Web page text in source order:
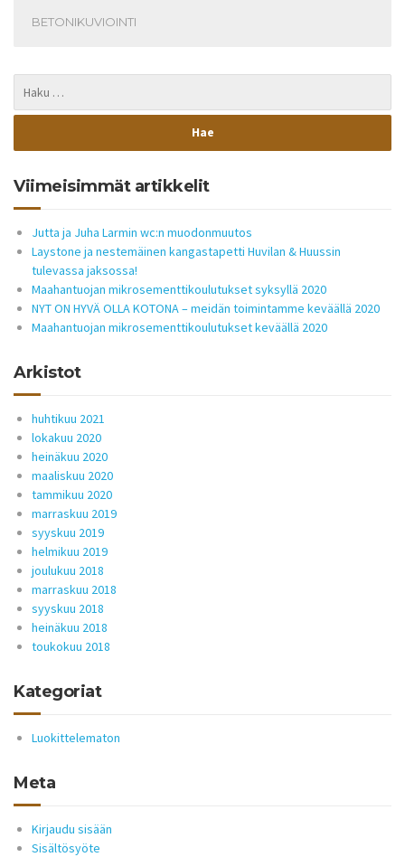
BETONIKUVIOINTI
Viimeisimmät artikkelit
Jutta ja Juha Larmin wc:n muodonmuutos
Laystone ja nestemäinen kangastapetti Huvilan & Huussin
tulevassa jaksossa!
Maahantuojan mikrosementtikoulutukset syksyllä 2020
NYT ON HYVÄ OLLA KOTONA – meidän toimintamme keväällä 2020
Maahantuojan mikrosementtikoulutukset keväällä 2020
Arkistot
huhtikuu 2021
lokakuu 2020
heinäkuu 2020
maaliskuu 2020
tammikuu 2020
marraskuu 2019
syyskuu 2019
helmikuu 2019
joulukuu 2018
marraskuu 2018
syyskuu 2018
heinäkuu 2018
toukokuu 2018
Kategoriat
Luokittelematon
Meta
Kirjaudu sisään
Sisältösyöte